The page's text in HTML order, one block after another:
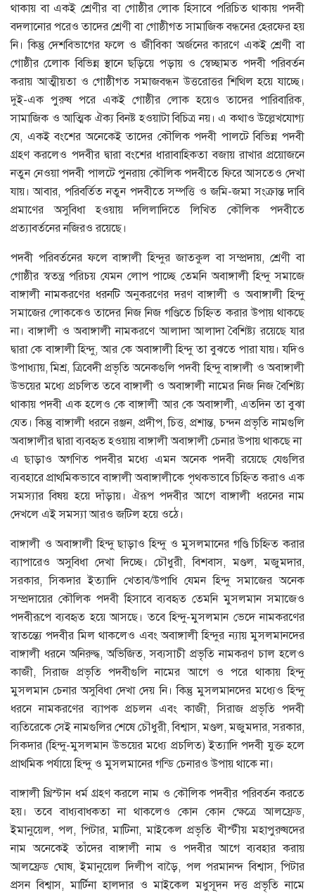
থাকায় বা একই শ্রেণীর বা গােষ্ঠীর লােক হিসাবে পরিচিত থাকায় পদবী
বদলানাের পরেও তাদের শ্রেণী বা গােষ্ঠীগত সামাজিক বন্ধনের হেরফের হয়
নি। কিন্তু দেশবিভাগের ফলে ও জীবিকা অর্জনের কারণে একই শ্রেণী বা
গােষ্ঠীর লোেক বিভিন্ন স্থানে ছড়িয়ে পড়ায় ও স্বেচ্ছামত পদবী পরিবর্তন
করায় আত্মীয়তা ও গােষ্ঠীগত সমাজবন্ধন উত্তরােত্তর শিথিল হয়ে যাচ্ছে।
দুই-এক পুরুষ পরে একই গােষ্ঠীর লােক হয়েও তাদের পারিবারিক,
সামাজিক ও আত্মিক ঐক্য বিনষ্ট হওয়াটা বিচিত্র নয়। এ কথাও উল্লেখযােগ্য
যে, একই বংশের অনেকেই তাদের কৌলিক পদবী পালটে বিভিন্ন পদবী
গ্রহণ করলেও পদবীর দ্বারা বংশের ধারাবাহিকতা বজায় রাখার প্রয়ােজনে
নতুন নেওয়া পদবী পালটে পুনরায় কৌলিক পদবীতে ফিরে আসতেও দেখা
যায়। আবার, পরিবর্তিত নতুন পদবীতে সম্পত্তি ও জমি-জমা সংক্রান্ত দাবি
প্রমাণের অসুবিধা হওয়ায় দলিলাদিতে লিখিত কৌলিক পদবীতে
প্রত্যাবর্তনের নজিরও রয়েছে।
পদবী পরিবর্তনের ফলে বাঙ্গালী হিন্দুর জাতকুল বা সম্প্রদায়, শ্রেণী বা
গােষ্ঠীর স্বতন্ত্র পরিচয় যেমন লােপ পাচ্ছে তেমনি অবাঙ্গালী হিন্দু সমাজে
বাঙ্গালী নামকরণের ধরনটি অনুকরণের দরণ বাঙ্গালী ও অবাঙ্গালী হিন্দু
সমাজের লােককেও তাদের নিজ নিজ গণ্ডিতে চিহ্নিত করার উপায় থাকছে
না। বাঙ্গালী ও অবাঙ্গালী নামকরণে আলাদা আলাদা বৈশিষ্ট্য রয়েছে যার
দ্বারা কে বাঙ্গালী হিন্দু, আর কে অবাঙ্গালী হিন্দু তা বুঝতে পারা যায়। যদিও
উপাধ্যায়, মিশ্র, ত্রিবেদী প্রভৃতি অনেকগুলি পদবী হিন্দু বাঙ্গালী ও অবাঙ্গালী
উভয়ের মধ্যে প্রচলিত তবে বাঙ্গালী ও অবাঙ্গালী নামের নিজ নিজ বৈশিষ্ট্য
থাকায় পদবী এক হলেও কে বাঙ্গালী আর কে অবাঙ্গালী, এতদিন তা বুঝা
যেত। কিন্তু বাঙ্গালী ধরনে রঞ্জন, প্রদীপ, চিত্ত, প্রশান্ত, চন্দন প্রভৃতি নামগুলি
অবাঙ্গালীর দ্বারা ব্যবহৃত হওয়ায় বাঙ্গালী অবাঙ্গালী চেনার উপায় থাকছে না
এ ছাড়াও অগণিত পদবীর মধ্যে এমন অনেক পদবী রয়েছে যেগুলির
ব্যবহারে প্রাথমিকভাবে বাঙ্গালী অবাঙ্গালীকে পৃথকভাবে চিহ্নিত করাও এক
সমস্যার বিষয় হয়ে দাঁড়ায়। ঐরূপ পদবীর আগে বাঙ্গালী ধরনের নাম
দেখলে এই সমস্যা আরও জটিল হয়ে ওঠে।
বাঙ্গালী ও অবাঙ্গালী হিন্দু ছাড়াও হিন্দু ও মুসলমানের গণ্ডি চিহ্নিত করার
ব্যাপারেও অসুবিধা দেখা দিচ্ছে। চৌধুরী, বিশবাস, মণ্ডল, মজুমদার,
সরকার, সিকদার ইত্যাদি খেতাব/উপাধি যেমন হিন্দু সমাজের অনেক
সম্প্রদায়ের কৌলিক পদবী হিসাবে ব্যবহৃত তেমনি মুসলমান সমাজেও
পদবীরূপে ব্যবহৃত হয়ে আসছে। তবে হিন্দু-মুসলমান ভেদে নামকরণের
স্বাতন্ত্যে পদবীর মিল থাকলেও এবং অবাঙ্গালী হিন্দুর ন্যায় মুসলমানদের
বাঙ্গালী ধরনে অনিরুদ্ধ, অভিজিত, সব্যসাচী প্রভৃতি নামকরণ চাল হলেও
কাজী, সিরাজ প্রভৃতি পদবীগুলি নামের আগে ও পরে থাকায় হিন্দু
মুসলমান চেনার অসুবিধা দেখা দেয় নি। কিন্তু মুসলমানদের মধ্যেও হিন্দু
ধরনে নামকরণের ব্যাপক প্রচলন এবং কাজী, সিরাজ প্রভৃতি পদবী
ব্যতিরেকে সেই নামগুলির শেষে চৌধুরী, বিশ্বাস, মণ্ডল, মজুমদার, সরকার,
সিকদার (হিন্দু-মুসলমান উভয়ের মধ্যে প্রচলিত) ইত্যাদি পদবী যুক্ত হলে
প্রাথমিক পর্যায়ে হিন্দু ও মুসলমানের গন্ডি চেনারও উপায় থাকে না।
বাঙ্গালী খ্রিস্টান ধর্ম গ্রহণ করলে নাম ও কৌলিক পদবীর পরিবর্তন করতে
হয়। তবে বাধ্যবাধকতা না থাকলেও কোন কোন ক্ষেত্রে আলফ্রেড,
ইমানুয়েল, পল, পিটার, মাটিনা, মাইকেল প্রভৃতি খীস্টীয় মহাপুরুষদের
নাম অনেকেই তাঁদের বাঙ্গালী নাম ও পদবীর আগে ব্যবহার করায়
আলফ্রেড ঘােষ, ইমানুয়েল দিলীপ বাড়ৈ, পল পরমানন্দ বিশ্বাস, পিটার
প্রসন বিশ্বাস, মার্টিনা হালদার ও মাইকেল মধুসূদন দত্ত প্রভৃতি নামে